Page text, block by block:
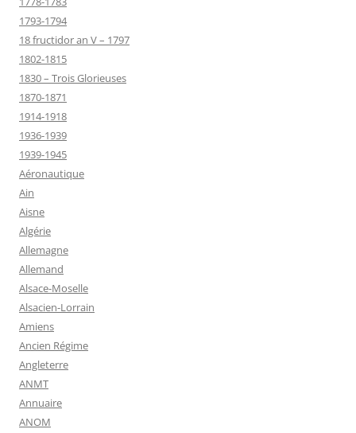
1793-1794
18 fructidor an V – 1797
1802-1815
1830 – Trois Glorieuses
1870-1871
1914-1918
1936-1939
1939-1945
Aéronautique
Ain
Aisne
Algérie
Allemagne
Allemand
Alsace-Moselle
Alsacien-Lorrain
Amiens
Ancien Régime
Angleterre
ANMT
Annuaire
ANOM